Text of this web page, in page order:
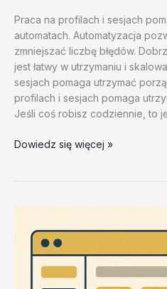
Praca na profilach i sesjach
automatach. Automatyzacja
zmniejszać liczbę błędów.
jest łatwy w utrzymaniu i
sesjach pomaga utrzymać
profilach i sesjach pomaga
Jeśli coś robisz codziennie, to
Skalowanie
test
Dowiedz się więcej »